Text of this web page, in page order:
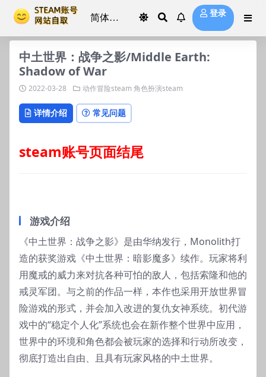
登录
中土世界：战争之影/Middle Earth:
Shadow of War
2022-03-28 动作冒险steam角色扮演steam
详情介绍 常见问题
steam账号页面结尾
游戏介绍
《中土世界：战争之影》是由华纳发行，Monolith打
造的获奖游戏《中土世界：暗影魔多》续作。玩家将利
用魔戒的威力来对抗各种可怕的敌人，包括索隆和他的
戒灵军团。与之前的作品一样，本作也采用开放世界冒
险游戏的形式，并会加入改进的复仇女神系统。初代游
戏中的“稳定个人化”系统也会在新作整个世界中应用，
世界中的环境和角色都会被玩家的选择和行动所改变，
彻底打造出自由、且具有玩家风格的中土世界。